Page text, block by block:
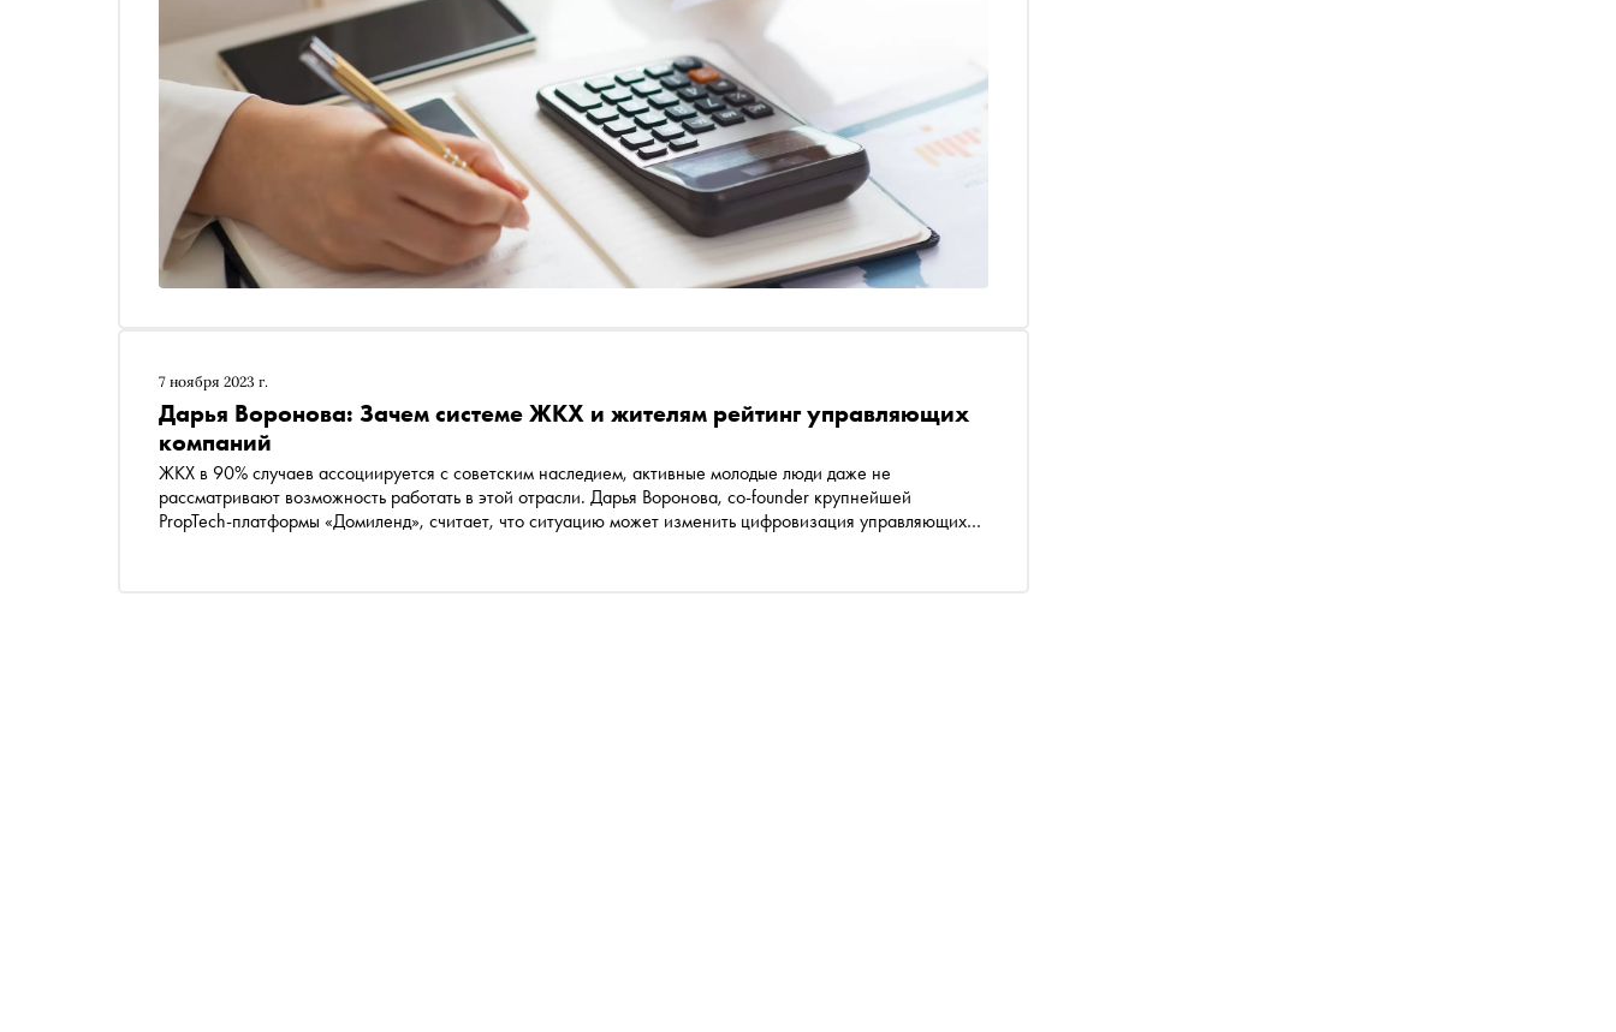
7 ноября 2023 г.
Дарья Воронова: Зачем системе ЖКХ и жителям рейтинг управляющих
компаний
ЖКХ в 90% случаев ассоциируется с советским наследием, активные молодые люди даже не
рассматривают возможность работать в этой отрасли. Дарья Воронова, co-founder крупнейшей
PropTech-платформы «Домиленд», считает, что ситуацию может изменить цифровизация управляющих